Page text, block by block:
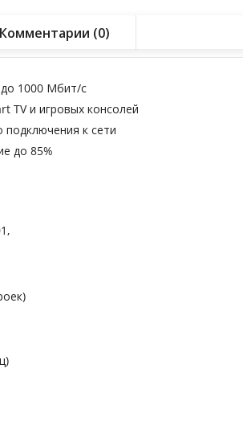
Комментарии (0)
1000 Мбит/с
TV и игровых консолей
к сети
до 85%